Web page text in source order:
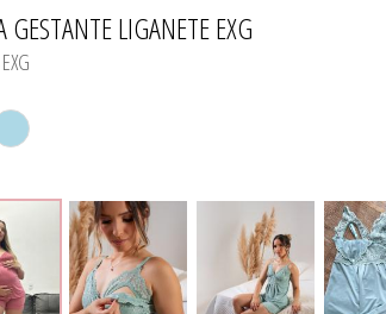
TODOS DE CAMISOLA
TODOS DE MODA PRAIA 23/24
TODOS DE PROMOÇÕES
GESTANTE LIGANETE EXG